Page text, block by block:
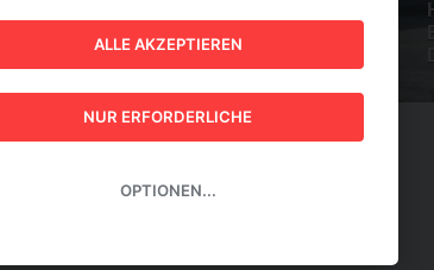
UND ZÖLLE FÜR
teilweise aus
US-WAREN
ALLE AKZEPTIEREN
NUR ERFORDERLICHE
OPTIONEN...